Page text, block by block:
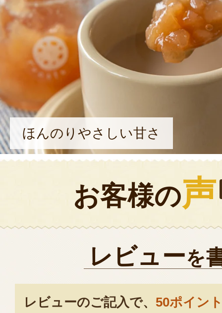
ほんのりやさしい甘さ
お客様の声
レビューを
レビューのご記入で、 50ポイン